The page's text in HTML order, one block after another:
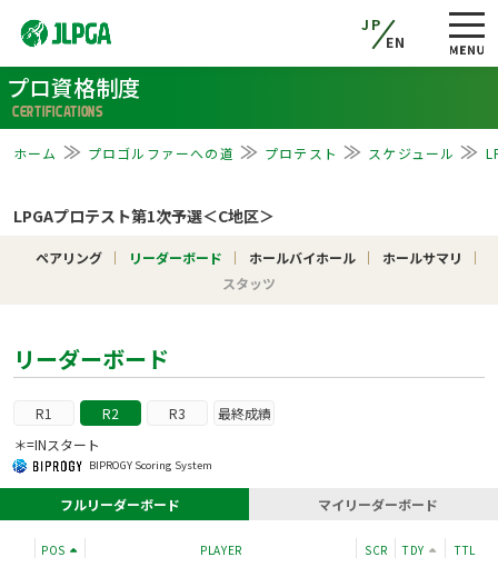
JP
EN
プロ資格制度
CERTIFICATIONS
ホーム プロゴルファーへの道 プロテスト スケジュール
LPGAプロテスト第1次予選＜C地区＞
ペアリング リーダーボード ホールバイホール
ホールサマリ
スタッツ
リーダーボード
R1 R2 R3 最終成績
BIPROGY Scoring System
＊=INスタート
フルリーダーボード マイリーダーボード
POS PLAYER SCR TDY TTL